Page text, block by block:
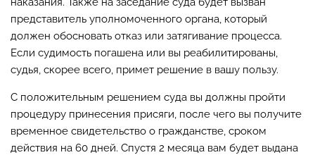
представитель уполномоченного органа, который
должен обосновать отказ или затягивание процесса.
Если судимость погашена или вы реабилитированы,
судья, скорее всего, примет решение в вашу пользу.
С положительным решением суда вы должны пройти
процедуру принесения присяги, после чего вы получите
временное свидетельство о гражданстве, сроком
действия на 60 дней. Спустя 2 месяца вам будет выдана